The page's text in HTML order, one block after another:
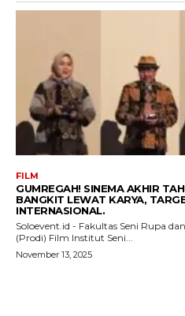
FILM
GUMREGAH! SINEMA AKHIR
BANGKIT LEWAT KARYA,
INTERNASIONAL.
Soloevent.id - Fakultas Seni Rupa
(Prodi) Film Institut Seni...
November 13, 2025